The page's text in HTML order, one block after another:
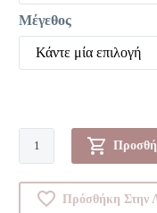
Μέγεθος
Κάντε μία επιλογή
Μονοκίνι-00082945
ποσότητα
Πρόσθήκη Στην